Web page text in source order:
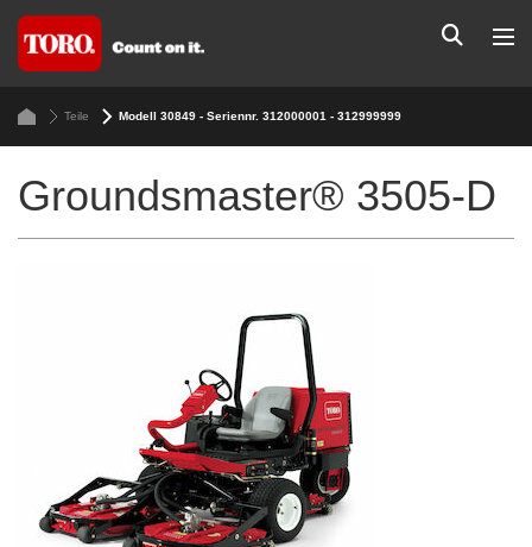
Teile Modell 30849 - Seriennr. 312000001 - 312999999
Groundsmaster® 3505-D